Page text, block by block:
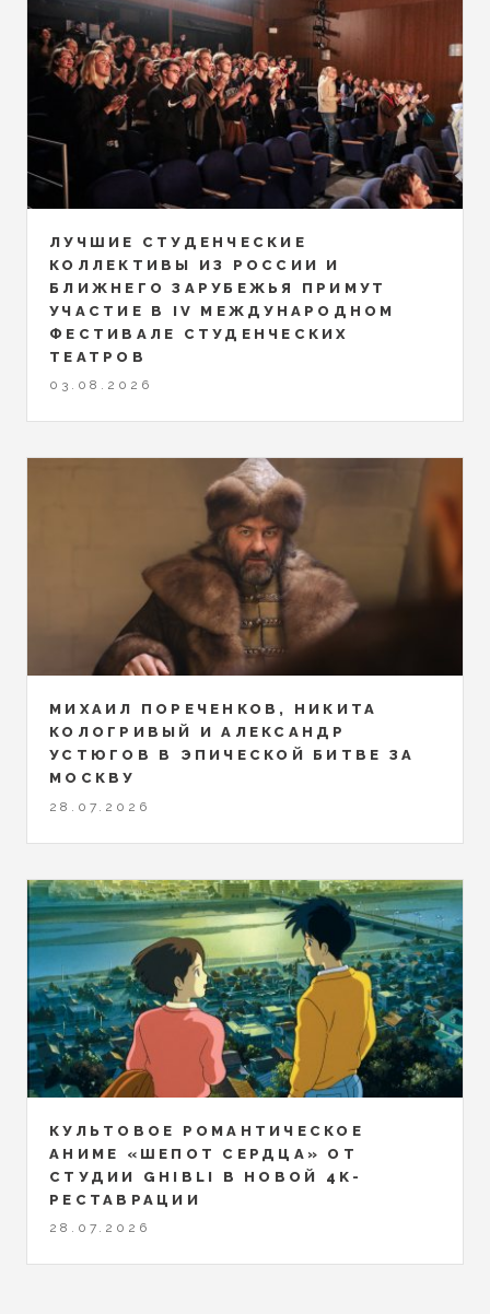
ЛУЧШИЕ СТУДЕНЧЕСКИЕ
КОЛЛЕКТИВЫ ИЗ РОССИИ И
БЛИЖНЕГО ЗАРУБЕЖЬЯ ПРИМУТ
УЧАСТИЕ В IV МЕЖДУНАРОДНОМ
ФЕСТИВАЛЕ СТУДЕНЧЕСКИХ
ТЕАТРОВ
03.08.2026
МИХАИЛ ПОРЕЧЕНКОВ, НИКИТА
КОЛОГРИВЫЙ И АЛЕКСАНДР
УСТЮГОВ В ЭПИЧЕСКОЙ БИТВЕ ЗА
МОСКВУ
28.07.2026
КУЛЬТОВОЕ РОМАНТИЧЕСКОЕ
АНИМЕ «ШЕПОТ СЕРДЦА» ОТ
СТУДИИ GHIBLI В НОВОЙ 4K-
РЕСТАВРАЦИИ
28.07.2026